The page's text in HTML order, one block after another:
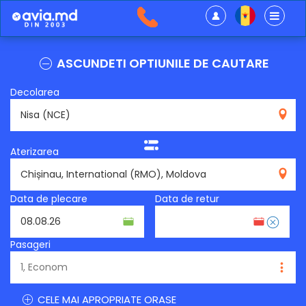
ASCUNDETI OPTIUNILE DE CAUTARE
Decolarea
Aterizarea
Data de plecare
Data de retur
Pasageri
CELE MAI APROPRIATE ORASE